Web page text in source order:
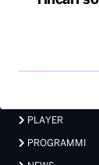
LAVORA CON